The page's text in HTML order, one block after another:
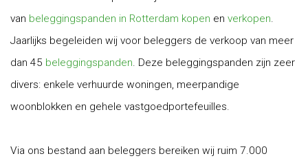
van beleggingspanden in Rotterdam kopen en verkopen
Jaarlijks begeleiden wij voor beleggers de verkoop van meer
dan 45 beleggingspanden . Deze beleggingspanden zijn zeer
divers: enkele verhuurde woningen, meerpandige
woonblokken en gehele vastgoedportefeuilles.
Via ons bestand aan beleggers bereiken wij ruim 7.000